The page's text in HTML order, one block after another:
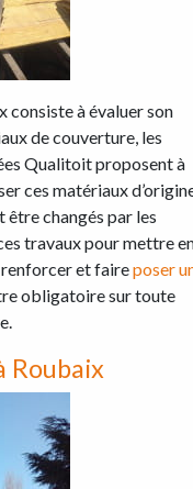
consiste à évaluer son
de couverture, les
Qualitoit proposent à
ces matériaux
être changés par les
travaux pour mettre
et faireposer
obligatoire sur toute
Roubaix